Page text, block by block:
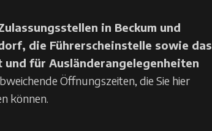
in Beckum und
die Führerscheinstelle sowie das
und für Ausländerangelegenheiten
Öffnungszeiten, die Sie hier
können.